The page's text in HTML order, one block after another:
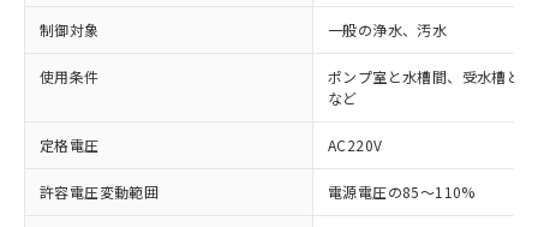
制御対象 一般の浄水、汚水
使用条件
ポンプ室と水槽間、受水槽と
など
定格電圧 AC220V
許容電圧変動範囲 電源電圧の85～110%